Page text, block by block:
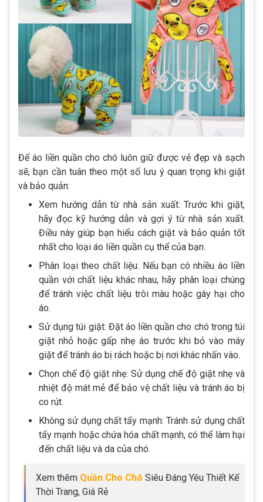
Để áo liền quần cho chó luôn giữ được vẻ đẹp và sạch
sẽ, bạn cần tuân theo một số lưu ý quan trọng khi giặt
và bảo quản:
Xem hướng dẫn từ nhà sản xuất: Trước khi giặt,
hãy đọc kỹ hướng dẫn và gợi ý từ nhà sản xuất.
Điều này giúp bạn hiểu cách giặt và bảo quản tốt
nhất cho loại áo liền quần cụ thể của bạn.
Phân loại theo chất liệu: Nếu bạn có nhiều áo liền
quần với chất liệu khác nhau, hãy phân loại chúng
để tránh việc chất liệu trôi màu hoặc gây hại cho
áo.
Sử dụng túi giặt: Đặt áo liền quần cho chó trong túi
giặt nhỏ hoặc gấp nhẹ áo trước khi bỏ vào máy
giặt để tránh áo bị rách hoặc bị nơi khác nhấn vào.
Chọn chế độ giặt nhẹ: Sử dụng chế độ giặt nhẹ và
nhiệt độ mát mẻ để bảo vệ chất liệu và tránh áo bị
co rút.
Không sử dụng chất tẩy mạnh: Tránh sử dụng chất
tẩy mạnh hoặc chứa hóa chất mạnh, có thể làm hại
đến chất liệu và da của chó.
Xem thêm Quần Cho Chó Siêu Đáng Yêu Thiết Kế
Thời Trang, Giá Rẻ